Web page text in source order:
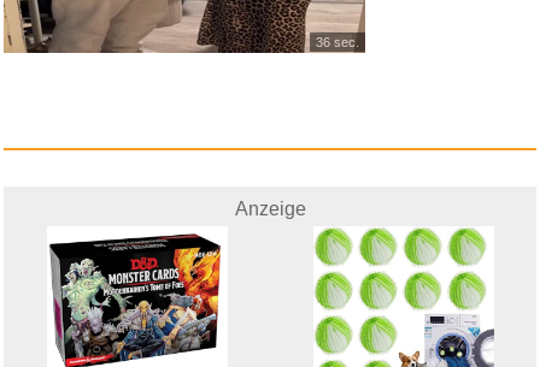
36 sec.
Anzeige